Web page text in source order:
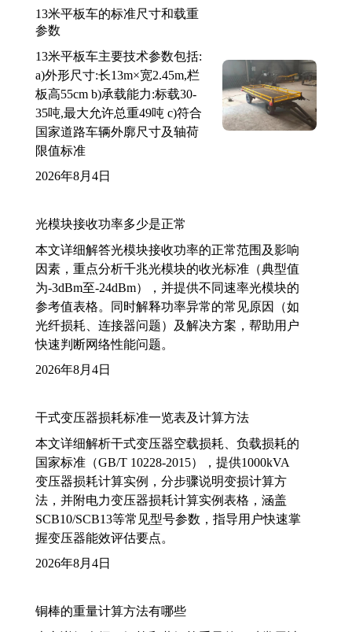
13米平板车的标准尺寸和载重
参数
13米平板车主要技术参数包括:
a)外形尺寸:长13m×宽2.45m,栏
板高55cm b)承载能力:标载30-
35吨,最大允许总重49吨 c)符合
国家道路车辆外廓尺寸及轴荷
限值标准
2026年8月4日
光模块接收功率多少是正常
本文详细解答光模块接收功率的正常范围及影响
因素，重点分析千兆光模块的收光标准（典型值
为-3dBm至-24dBm），并提供不同速率光模块的
参考值表格。同时解释功率异常的常见原因（如
光纤损耗、连接器问题）及解决方案，帮助用户
快速判断网络性能问题。
2026年8月4日
干式变压器损耗标准一览表及计算方法
本文详细解析干式变压器空载损耗、负载损耗的
国家标准（GB/T 10228-2015），提供1000kVA
变压器损耗计算实例，分步骤说明变损计算方
法，并附电力变压器损耗计算实例表格，涵盖
SCB10/SCB13等常见型号参数，指导用户快速掌
握变压器能效评估要点。
2026年8月4日
铜棒的重量计算方法有哪些